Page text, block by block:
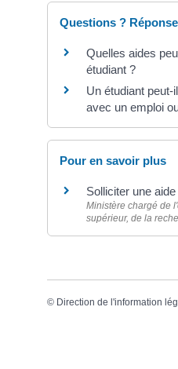
Questions ?
Quelles aides
étudiant ?
Un étudiant
avec un emploi
Pour en savoir plus
Solliciter une
Ministère chargé de
supérieur, de la
© Direction de l'information